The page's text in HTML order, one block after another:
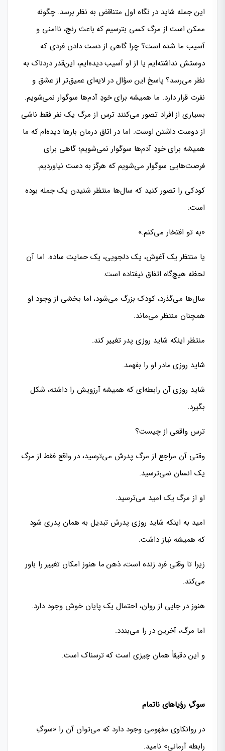
این جمله شاید در نگاه اول متناقض به نظر برسد. چگونه
ممکن است از مرگ کسی بترسیم که باعث رنج، ناامنی و
آسیب ما شده است؟ چرا گاهی از دست دادن فردی که
دوستش نداشته‌ایم یا از او آسیب دیده‌ایم، این‌قدر دردناک به
نظر می‌رسد؟ پاسخ این سؤال در لایه‌ای عمیق‌تر از عشق و
نفرت قرار دارد. ما همیشه برای خودِ آدم‌ها سوگوار نمی‌شویم.
بسیاری از افراد تصور می‌کنند ترس از مرگ یک نفر فقط ناشی
از دوست داشتن اوست. اما در اتاق درمان بارها دیده‌ام که ما
همیشه برای خودِ آدم‌ها سوگوار نمی‌شویم؛ گاهی برای
فرصت‌هایی سوگوار می‌شویم که هرگز به دست نیاوردیم.
کودکی را تصور کنید که سال‌ها منتظر شنیدن یک جمله بوده
است:
«به تو افتخار می‌کنم.»
یا منتظر یک آغوش، یک دلجویی، یک حمایت ساده. اما آن
لحظه هیچ‌گاه اتفاق نیفتاده است.
سال‌ها می‌گذرد، کودک بزرگ می‌شود، اما بخشی از وجود او
همچنان منتظر می‌ماند.
منتظر اینکه شاید روزی پدر تغییر کند.
شاید روزی مادر او را بفهمد.
شاید روزی آن رابطه‌ای که همیشه آرزویش را داشته، شکل
بگیرد.
ترس واقعی از چیست؟
وقتی آن مراجع از مرگ پدرش می‌ترسید، در واقع فقط از مرگ
یک انسان نمی‌ترسید.
او از مرگ یک امید می‌ترسید.
امید به اینکه شاید روزی پدرش تبدیل به همان پدری شود
که همیشه نیاز داشت.
زیرا تا وقتی فرد زنده است، ذهن ما هنوز امکان تغییر را باور
می‌کند.
هنوز در جایی از روان، احتمال یک پایان خوش وجود دارد.
اما مرگ، آخرین در را می‌بندد.
و این دقیقاً همان چیزی است که ترسناک است.
سوگِ رؤیاهای ناتمام
در روانکاوی مفهومی وجود دارد که می‌توان آن را «سوگِ
رابطه آرمانی» نامید.